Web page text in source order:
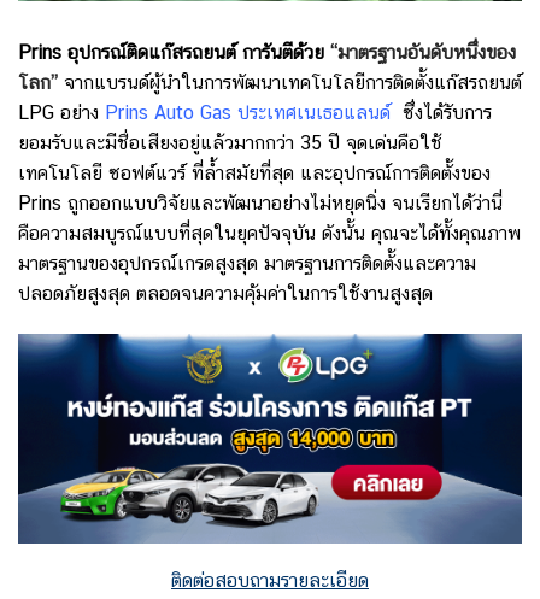
Prins อุปกรณ์ติดแก๊สรถยนต์ การันตีด้วย “มาตรฐานอันดับหนึ่งของ
โลก” จากแบรนด์ผู้นำในการพัฒนาเทคโนโลยีการติดตั้งแก๊สรถยนต์
LPG อย่าง Prins Auto Gas ประเทศเนเธอแลนด์ ซึ่งได้รับการ
ยอมรับและมีชื่อเสียงอยู่แล้วมากกว่า 35 ปี จุดเด่นคือใช้
เทคโนโลยี ซอฟต์แวร์ ที่ล้ำสมัยที่สุด และอุปกรณ์การติดตั้งของ
Prins ถูกออกแบบวิจัยและพัฒนาอย่างไม่หยุดนิ่ง จนเรียกได้ว่านี่
คือความสมบูรณ์แบบที่สุดในยุคปัจจุบัน ดังนั้น คุณจะได้ทั้งคุณภาพ
มาตรฐานของอุปกรณ์เกรดสูงสุด มาตรฐานการติดตั้งและความ
ปลอดภัยสูงสุด ตลอดจนความคุ้มค่าในการใช้งานสูงสุด
ติดต่อสอบถามรายละเอียด